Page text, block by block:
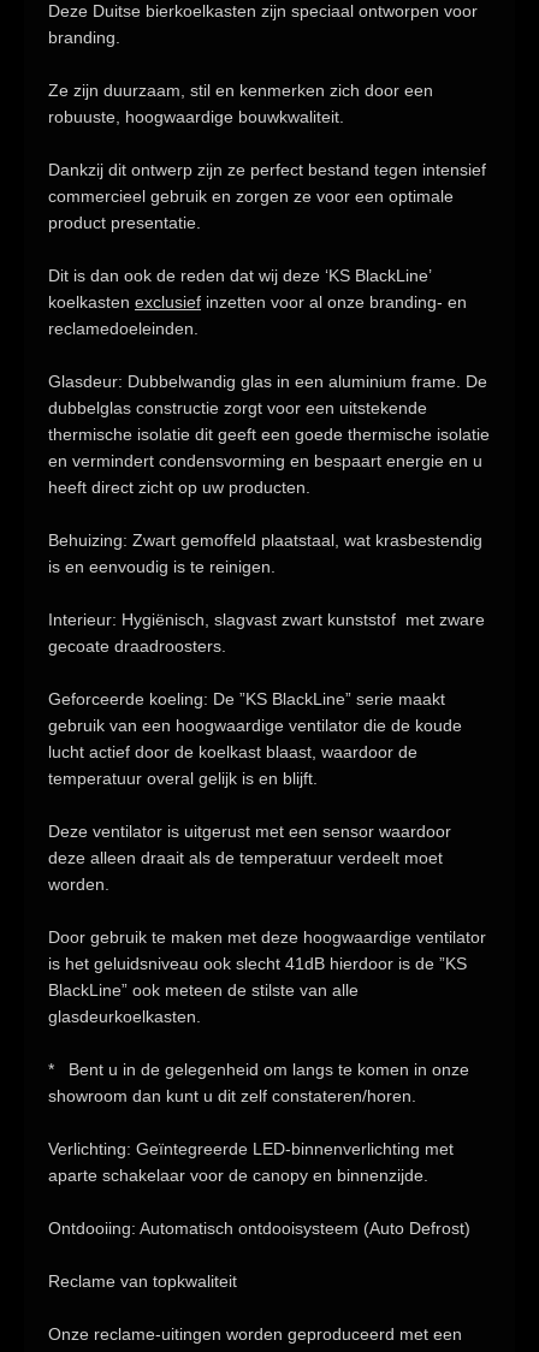
Deze Duitse bierkoelkasten zijn speciaal ontworpen voor
branding.
Ze zijn duurzaam, stil en kenmerken zich door een
robuuste, hoogwaardige bouwkwaliteit.
Dankzij dit ontwerp zijn ze perfect bestand tegen intensief
commercieel gebruik en zorgen ze voor een optimale
product presentatie.
Dit is dan ook de reden dat wij deze ‘KS BlackLine’
koelkasten exclusief inzetten voor al onze branding- en
reclamedoeleinden.
Glasdeur: Dubbelwandig glas in een aluminium frame. De
dubbelglas constructie zorgt voor een uitstekende
thermische isolatie dit geeft een goede thermische isolatie
en vermindert condensvorming en bespaart energie en u
heeft direct zicht op uw producten.
Behuizing: Zwart gemoffeld plaatstaal, wat krasbestendig
is en eenvoudig is te reinigen.
Interieur: Hygiënisch, slagvast zwart kunststof met zware
gecoate draadroosters.
Geforceerde koeling: De ”KS BlackLine” serie maakt
gebruik van een hoogwaardige ventilator die de koude
lucht actief door de koelkast blaast, waardoor de
temperatuur overal gelijk is en blijft.
Deze ventilator is uitgerust met een sensor waardoor
deze alleen draait als de temperatuur verdeelt moet
worden.
Door gebruik te maken met deze hoogwaardige ventilator
is het geluidsniveau ook slecht 41dB hierdoor is de ”KS
BlackLine” ook meteen de stilste van alle
glasdeurkoelkasten.
* Bent u in de gelegenheid om langs te komen in onze
showroom dan kunt u dit zelf constateren/horen.
Verlichting: Geïntegreerde LED-binnenverlichting met
aparte schakelaar voor de canopy en binnenzijde.
Ontdooiing: Automatisch ontdooisysteem (Auto Defrost)
Reclame van topkwaliteit
Onze reclame-uitingen worden geproduceerd met een